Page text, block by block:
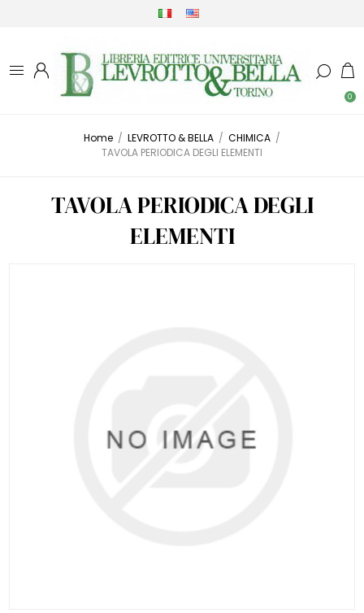
0
Home / LEVROTTO & BELLA / CHIMICA /
TAVOLA PERIODICA DEGLI ELEMENTI
TAVOLA PERIODICA DEGLI
ELEMENTI